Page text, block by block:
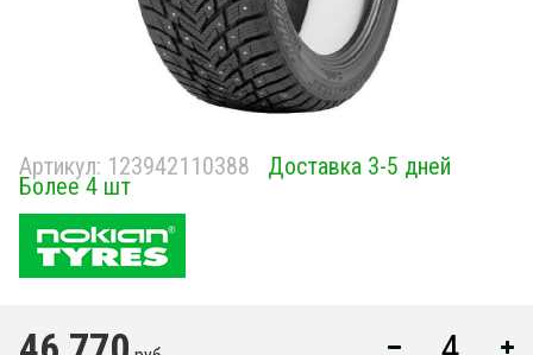
Артикул: 123942110388 Доставка 3-5 дней
Более 4 шт